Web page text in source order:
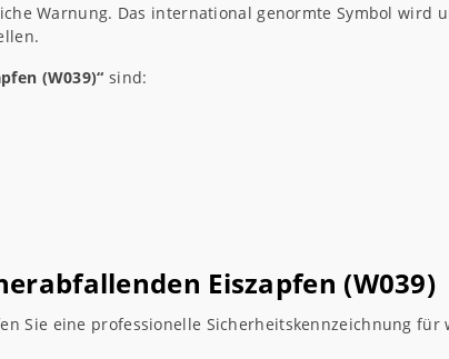
Warnung. Das international genormte Symbol wird
(W039)“ sind:
Eiszapfen (W039)
Sie eine professionelle Sicherheitskennzeichnung